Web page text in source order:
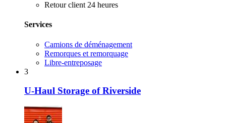
Retour client 24 heures
Services
Camions de déménagement
Remorques et remorquage
Libre-entreposage
3
U-Haul Storage of Riverside